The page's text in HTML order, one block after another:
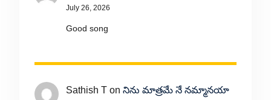
July 26, 2026
Good song
Sathish Ton నిను మాత్రమే నే నమ్మానయా